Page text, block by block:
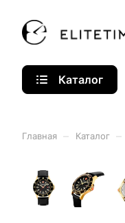
Каталог
Главная Каталог